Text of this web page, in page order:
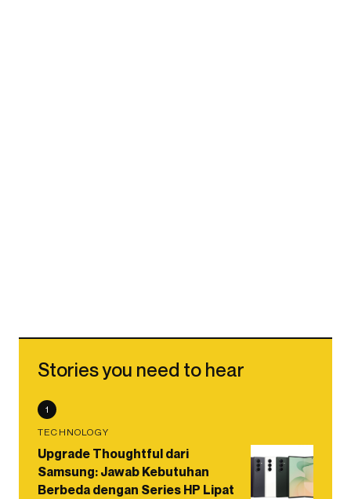
Stories you need to hear
1
TECHNOLOGY
Upgrade Thoughtful dari
Samsung: Jawab Kebutuhan
Berbeda dengan Series HP Lipat